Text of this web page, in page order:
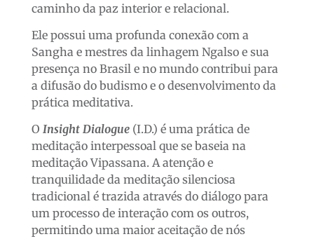
caminho da paz interior e relacional.
Ele possui uma profunda conexão com a
Sangha e mestres da linhagem Ngalso e sua
presença no Brasil e no mundo contribui para
a difusão do budismo e o desenvolvimento da
prática meditativa.
O Insight Dialogue(I.D.) é uma prática de
meditação interpessoal que se baseia na
meditação Vipassana. A atenção e
tranquilidade da meditação silenciosa
tradicional é trazida através do diálogo para
um processo de interação com os outros,
permitindo uma maior aceitação de nós